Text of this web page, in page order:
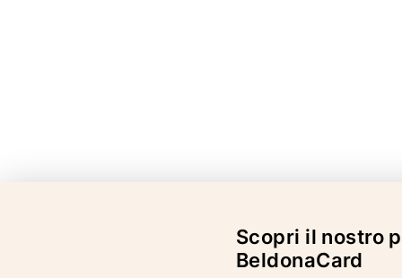
Scopri il nostro
BeldonaCard